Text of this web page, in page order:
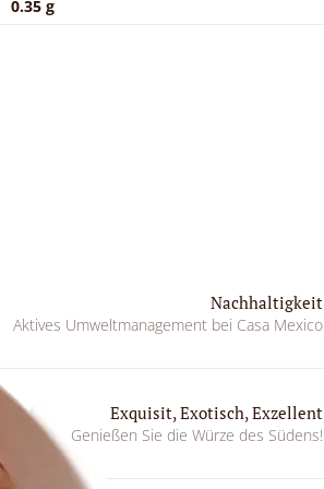
0.35 g
Nachhaltigkeit
Aktives Umweltmanagement bei Casa Mexico
Exquisit, Exotisch, Exzellent
Genießen Sie die Würze des Südens!